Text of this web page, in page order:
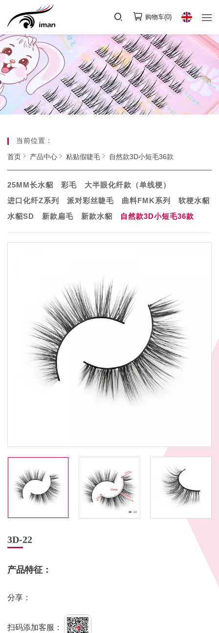
购物车(0)
当前位置：
首页 产品中心 粘贴假睫毛 自然款3D小短毛36款
25MM长水貂 彩毛
大半眼化纤款（单线梗）
进口化纤Z系列
派对彩丝睫毛 曲料FMK系列
软梗水貂
水貂SD
新款扁毛 新款水貂 自然款3D小短毛36款
3D-22
产品特征：
分享：
扫码添加客服：